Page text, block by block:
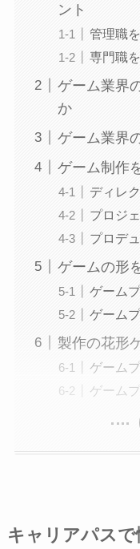
ント
管理職
専門職
ゲーム業界
か
ゲーム業界
ゲーム制作
ディレ
プロジ
プロデ
ゲームの形
ゲーム
ゲーム
製作の花形
ゲーム
ゲーム
キャリアパス